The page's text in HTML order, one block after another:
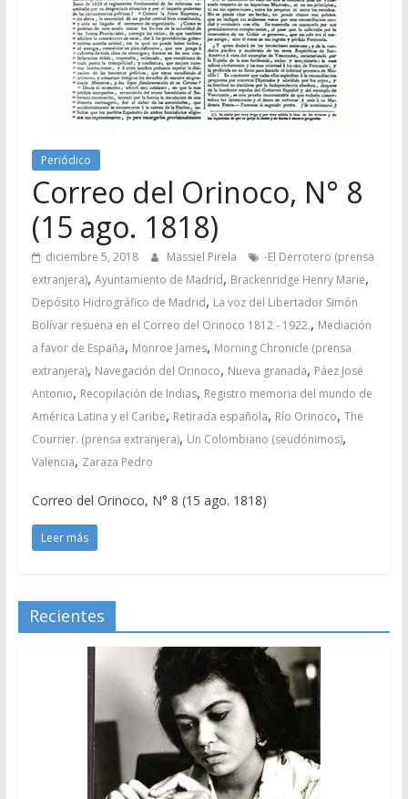
Periódico
Correo del Orinoco, N° 8
(15 ago. 1818)
diciembre 5, 2018 Massiel Pirela
-El Derrotero (prensa
extranjera), Ayuntamiento de Madrid, Brackenridge Henry Marie,
Depósito Hidrográfico de Madrid, La voz del Libertador Simón
Bolívar resuena en el Correo del Orinoco 1812 - 1922., Mediación
a favor de España, Monroe James, Morning Chronicle (prensa
extranjera), Navegación del Orinoco, Nueva granada, Páez José
Antonio, Recopilación de Indias, Registro memoria del mundo de
América Latina y el Caribe, Retirada española, Río Orinoco, The
Courrier. (prensa extranjera), Un Colombiano (seudónimos),
Valencia, Zaraza Pedro
Correo del Orinoco, N° 8 (15 ago. 1818)
Leer más
Recientes